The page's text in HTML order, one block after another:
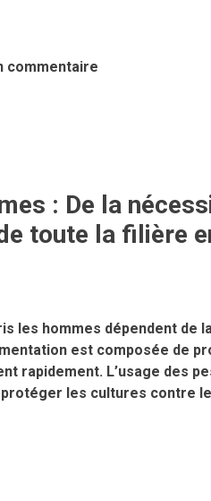
commentaire
: De la
toute la filière
les hommes dépendent de
est composée de
rapidement. L’usage des
les cultures contre